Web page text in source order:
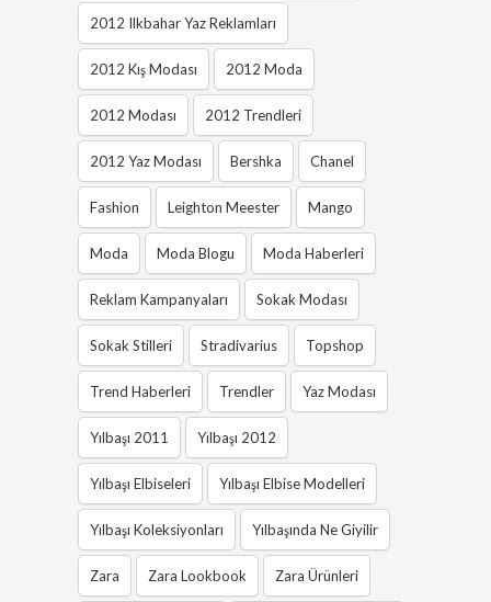
2012 Ilkbahar Yaz Reklamları
2012 Kış Modası 2012 Moda
2012 Modası 2012 Trendleri
2012 Yaz Modası Bershka Chanel
Fashion Leighton Meester Mango
Moda Moda Blogu Moda Haberleri
Reklam Kampanyaları Sokak Modası
Sokak Stilleri Stradivarius Topshop
Trend Haberleri Trendler Yaz Modası
Yılbaşı 2011 Yılbaşı 2012
Yılbaşı Elbiseleri Yılbaşı Elbise Modelleri
Yılbaşı Koleksiyonları Yılbaşında Ne Giyilir
Zara Zara Lookbook Zara Ürünleri